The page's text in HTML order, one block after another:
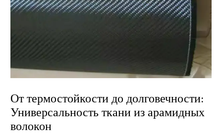
От термостойкости до долговечности:
Универсальность ткани из арамидных
волокон